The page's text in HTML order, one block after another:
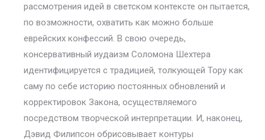
рассмотрения идей в светском контексте он пытается,
по возможности, охватить как можно больше
еврейских конфессий. В свою очередь,
консервативный иудаизм Соломона Шехтера
идентифицируется с традицией, толкующей Тору как
саму по себе историю постоянных обновлений и
корректировок Закона, осуществляемого
посредством творческой интерпретации. И, наконец,
Дэвид Филипсон обрисовывает контуры